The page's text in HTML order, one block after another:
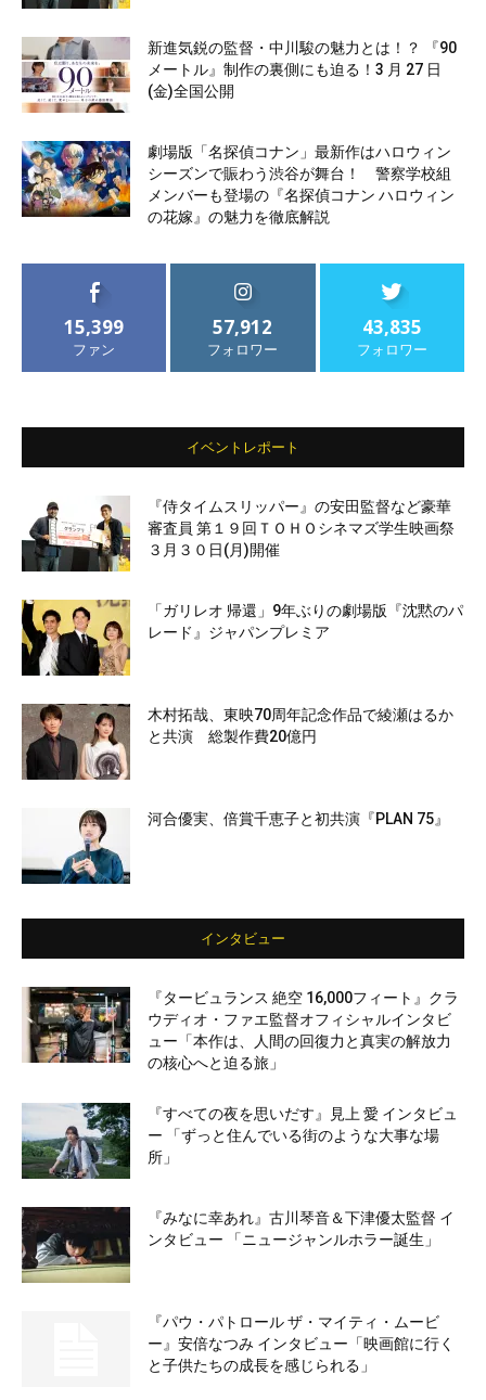
新進気鋭の監督・中川駿の魅力とは！？ 『90
メートル』制作の裏側にも迫る！3 月 27 日
(金)全国公開
劇場版「名探偵コナン」最新作はハロウィン
シーズンで賑わう渋谷が舞台！ 警察学校組
メンバーも登場の『名探偵コナン ハロウィン
の花嫁』の魅力を徹底解説
15,399
ファン
57,912
フォロワー
43,835
フォロワー
イベントレポート
『侍タイムスリッパー』の安田監督など豪華
審査員 第１９回ＴＯＨＯシネマズ学生映画祭
３月３０日(月)開催
「ガリレオ 帰還」9年ぶりの劇場版『沈黙のパ
レード』ジャパンプレミア
木村拓哉、東映70周年記念作品で綾瀬はるか
と共演 総製作費20億円
河合優実、倍賞千恵子と初共演『PLAN 75』
インタビュー
『タービュランス 絶空 16,000フィート』クラ
ウディオ・ファエ監督オフィシャルインタビ
ュー「本作は、人間の回復力と真実の解放力
の核心へと迫る旅」
『すべての夜を思いだす』見上 愛 インタビュ
ー 「ずっと住んでいる街のような大事な場
所」
『みなに幸あれ』古川琴音＆下津優太監督 イ
ンタビュー 「ニュージャンルホラー誕生」
『パウ・パトロール ザ・マイティ・ムービ
ー』安倍なつみ インタビュー「映画館に行く
と子供たちの成長を感じられる」